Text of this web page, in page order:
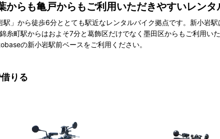
からも亀戸からもご利用いただきやすいレン
」から徒歩6分ととても駅近なレンタルバイク拠点です。新小岩
糸町駅からはおよそ7分と葛飾区だけでなく墨田区からもご利用い
の新小岩駅前ベースをご利用ください。
りる